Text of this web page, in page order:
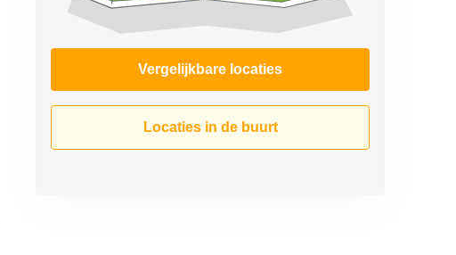
Vergelijkbare locaties
Locaties in de buurt